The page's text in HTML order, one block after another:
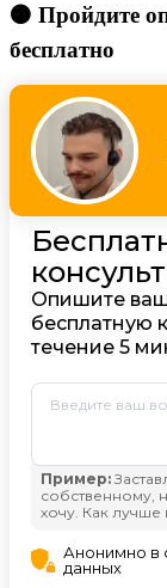
🟠 Пройдите
бесплатно